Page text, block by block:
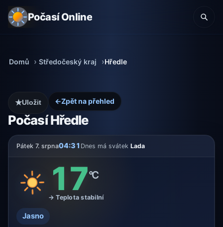
Počasí Online
Domů Středočeský kraj Hředle
←Zpět na přehled
Počasí Hředle
★Uložit
Pátek 7. srpna04:31 Dnes má svátek Lada
17°C
→ Teplota stabilní
Jasno